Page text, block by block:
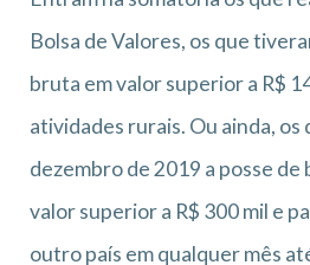
Bolsa de Valores, os que
bruta em valor superior a R$
atividades rurais. Ou ainda, os
dezembro de 2019 a posse
valor superior a R$ 300 mil e
outro país em qualquer mês